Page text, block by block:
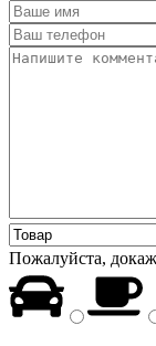
Пожалуйста,